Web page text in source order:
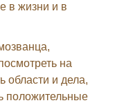
в жизни и в
на
области и дела,
положительные